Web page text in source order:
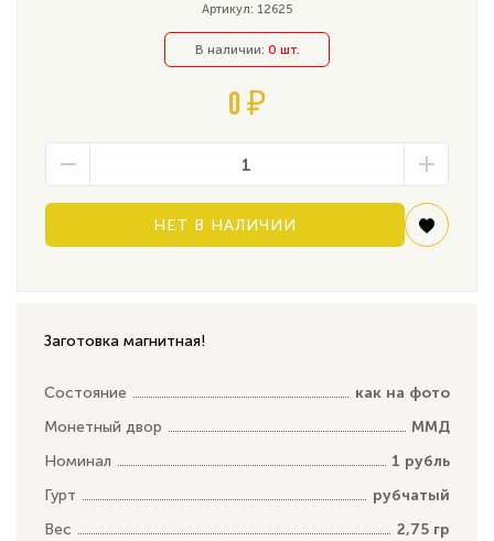
Артикул: 12625
В наличии: 0 шт.
0 ₽
НЕТ В НАЛИЧИИ
Заготовка магнитная!
Состояние
как на фото
Монетный двор
ММД
Номинал
1 рубль
Гурт
рубчатый
Вес
2,75 гр